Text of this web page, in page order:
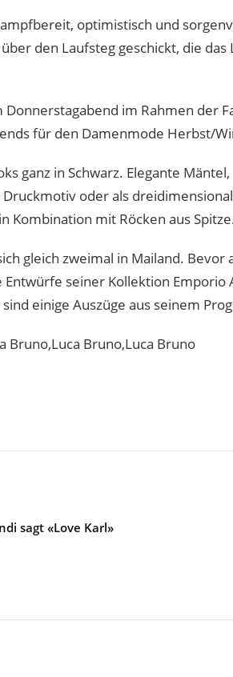
optimistisch und
den Laufsteg geschickt, die
Donnerstagabend im Rahmen der
für den Damenmode Herbst/
ganz in Schwarz. Elegante
Druckmotiv oder als
Kombination mit Röcken aus
gleich zweimal in Mailand.
seiner Kollektion
einige Auszüge aus seinem
Bruno,Luca Bruno,Luca Bruno
sagt «Love Karl»